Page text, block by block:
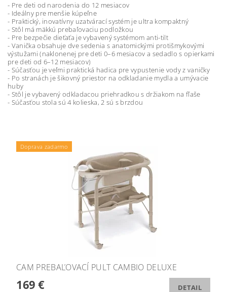
- Pre deti od narodenia do 12 mesiacov
- Ideálny pre menšie kúpeľne
- Praktický, inovatívny uzatvárací systém je ultra kompaktný
- Stôl má mäkkú prebaľovaciu podložkou
- Pre bezpečie dieťaťa je vybavený systémom anti-tilt
- Vanička obsahuje dve sedenia s anatomickými protišmykovými
výstužami (naklonenej pre deti 0–6 mesiacov a sedadlo s opierkami
pre deti od 6–12 mesiacov)
- Súčasťou je veľmi praktická hadica pre vypustenie vody z vaničky
- Po stranách je šikovný priestor na odkladanie mydla a umývacie
huby
- Stôl je vybavený odkladacou priehradkou s držiakom na fľaše
- Súčasťou stola sú 4 kolieska, 2 sú s brzdou
Doprava zadarmo
CAM PREBAĽOVACÍ PULT CAMBIO DELUXE
169 € DETAIL